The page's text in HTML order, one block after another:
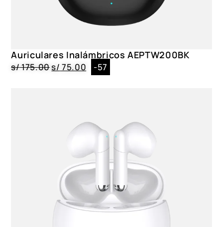
Auriculares Inalámbricos AEPTW200BK
s/175.00s/ 75.00 -57